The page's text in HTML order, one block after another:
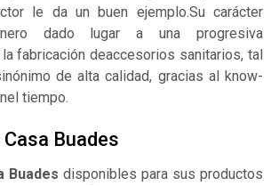
le da un buen ejemplo.Su carácter
dado lugar a una progresiva
fabricación deaccesorios sanitarios, tal
de alta calidad, gracias al know-
tiempo.
Buades
Buades disponibles para sus productos